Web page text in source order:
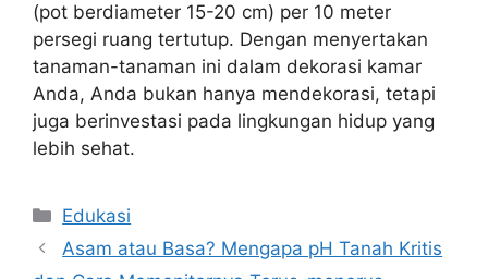
(pot berdiameter 15-20 cm) per 10 meter
persegi ruang tertutup. Dengan menyertakan
tanaman-tanaman ini dalam dekorasi kamar
Anda, Anda bukan hanya mendekorasi, tetapi
juga berinvestasi pada lingkungan hidup yang
lebih sehat.
Kategori
Edukasi
Asam atau Basa? Mengapa pH Tanah Kritis